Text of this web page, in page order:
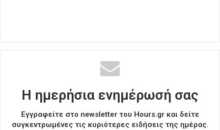
Η ημερήσια ενημέρωσή σας
Εγγραφείτε στο newsletter του Hours.gr και δείτε
συγκεντρωμένες τις κυριότερες ειδήσεις της ημέρας.